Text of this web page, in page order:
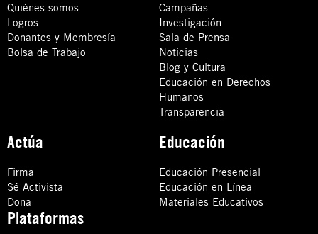
Quiénes somos
Logros
Donantes y Membresía
Bolsa de Trabajo
Campañas
Investigación
Sala de Prensa
Noticias
Blog y Cultura
Educación en Derechos
Humanos
Transparencia
Actúa
Firma
Sé Activista
Dona
Educación
Educación Presencial
Educación en Línea
Materiales Educativos
Plataformas